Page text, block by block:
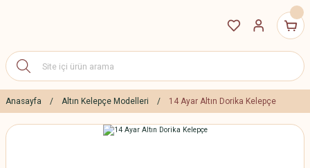
Anasayfa Altın Kelepçe Modelleri 14 Ayar Altın Dorika Kelepçe